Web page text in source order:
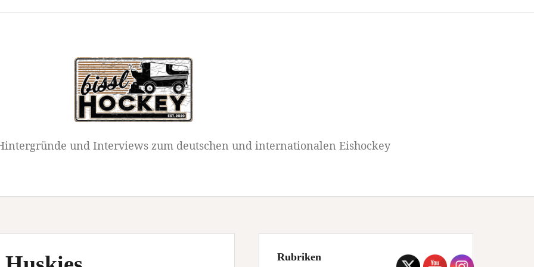
und Interviews zum deutschen und internationalen Eishockey
Rubriken